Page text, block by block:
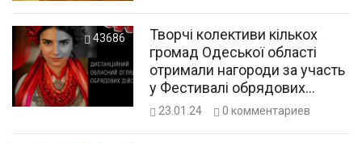
43686
Творчі колективи кількох
громад Одеської області
отримали нагороди за участь
у Фестивалі обрядових
дійств “Намисто Роду!”
23.01.24 0 комментариев